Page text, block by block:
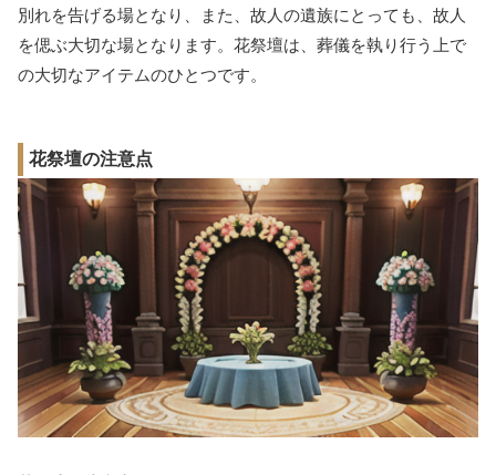
別れを告げる場となり、また、故人の遺族にとっても、故人
を偲ぶ大切な場となります。花祭壇は、葬儀を執り行う上で
の大切なアイテムのひとつです。
花祭壇の注意点